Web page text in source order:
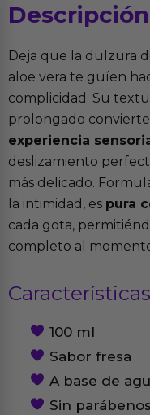
Descripción
Deja que la dulzura
aloe vera te guíen
complicidad. Su
prolongado
experiencia
deslizamiento
más delicado.
la intimidad, es pura
cada gota,
completo al
Características
100 ml
Sabor fresa
A base de
Sin parábenos